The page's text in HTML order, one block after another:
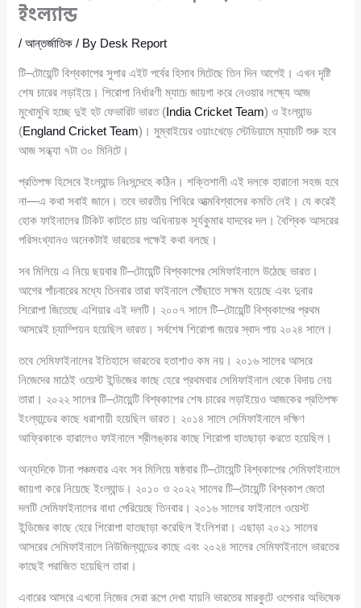
ইংল্যান্ড
/আন্তর্জাতিক / By Desk Report
টি–টোয়েন্টি বিশ্বকাপের সুপার এইট পর্বের হিসাব মিটেছে তিন দিন আগেই। এখন দৃষ্টি
শেষ চারের লড়াইয়ে। শিরোপা নির্ধারণী ম্যাচে জায়গা করে নেওয়ার লক্ষ্যে আজ
মুখোমুখি হচ্ছে দুই হট ফেভারিট ভারত (India Cricket Team) ও ইংল্যান্ড
(England Cricket Team)। মুম্বাইয়ের ওয়াংখেড়ে স্টেডিয়ামে ম্যাচটি শুরু হবে
আজ সন্ধ্যা ৭টা ৩০ মিনিটে।
প্রতিপক্ষ হিসেবে ইংল্যান্ড নিঃসন্দেহে কঠিন। শক্তিশালী এই দলকে হারানো সহজ হবে
না—এ কথা সবাই জানে। তবে ভারতীয় শিবিরে আত্মবিশ্বাসের কমতি নেই। যে করেই
হোক ফাইনালের টিকিট কাটতে চায় অধিনায়ক সূর্যকুমার যাদবের দল। বৈশ্বিক আসরের
পরিসংখ্যানও অনেকটাই ভারতের পক্ষেই কথা বলছে।
সব মিলিয়ে এ নিয়ে ছয়বার টি–টোয়েন্টি বিশ্বকাপের সেমিফাইনালে উঠেছে ভারত।
আগের পাঁচবারের মধ্যে তিনবার তারা ফাইনালে পৌঁছাতে সক্ষম হয়েছে এবং দুবার
শিরোপা জিতেছে এশিয়ার এই দলটি। ২০০৭ সালে টি–টোয়েন্টি বিশ্বকাপের প্রথম
আসরেই চ্যাম্পিয়ন হয়েছিল ভারত। সর্বশেষ শিরোপা জয়ের স্বাদ পায় ২০২৪ সালে।
তবে সেমিফাইনালের ইতিহাসে ভারতের হতাশাও কম নয়। ২০১৬ সালের আসরে
নিজেদের মাঠেই ওয়েস্ট ইন্ডিজের কাছে হেরে প্রথমবার সেমিফাইনাল থেকে বিদায় নেয়
তারা। ২০২২ সালের টি–টোয়েন্টি বিশ্বকাপের শেষ চারের লড়াইয়েও আজকের প্রতিপক্ষ
ইংল্যান্ডের কাছে ধরাশায়ী হয়েছিল ভারত। ২০১৪ সালে সেমিফাইনালে দক্ষিণ
আফ্রিকাকে হারালেও ফাইনালে শ্রীলঙ্কার কাছে শিরোপা হাতছাড়া করতে হয়েছিল।
অন্যদিকে টানা পঞ্চমবার এবং সব মিলিয়ে ষষ্ঠবার টি–টোয়েন্টি বিশ্বকাপের সেমিফাইনালে
জায়গা করে নিয়েছে ইংল্যান্ড। ২০১০ ও ২০২২ সালের টি–টোয়েন্টি বিশ্বকাপ জেতা
দলটি সেমিফাইনালের বাধা পেরিয়েছে তিনবার। ২০১৬ সালের ফাইনালে ওয়েস্ট
ইন্ডিজের কাছে হেরে শিরোপা হাতছাড়া করেছিল ইংলিশরা। এছাড়া ২০২১ সালের
আসরের সেমিফাইনালে নিউজিল্যান্ডের কাছে এবং ২০২৪ সালের সেমিফাইনালে ভারতের
কাছেই পরাজিত হয়েছিল তারা।
এবারের আসরে এখনো নিজের সেরা রূপে দেখা যায়নি ভারতের মারকুটে ওপেনার অভিষেক